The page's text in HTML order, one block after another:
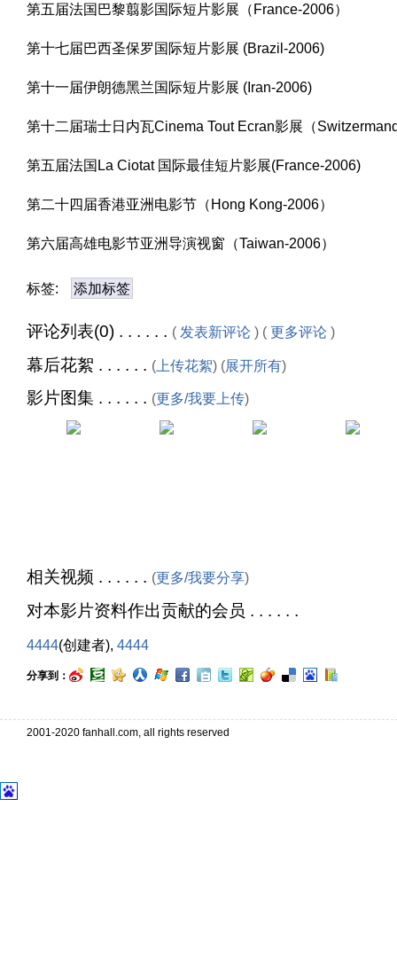
第五届法国巴黎翦影国际短片影展（France-2006）
第十七届巴西圣保罗国际短片影展 (Brazil-2006)
第十一届伊朗德黑兰国际短片影展 (Iran-2006)
第十二届瑞士日内瓦Cinema Tout Ecran影展（
第五届法国La Ciotat 国际最佳短片影展(France-2006)
第二十四届香港亚洲电影节（Hong Kong-2006）
第六届高雄电影节亚洲导演视窗（Taiwan-2006）
标签: 添加标签
评论列表(0) . . . . . . ( 发表新评论 ) ( 更多评论 )
幕后花絮 . . . . . . ( 上传花絮) (展开所有)
影片图集 . . . . . . (更多/我要上传)
相关视频 . . . . . . (更多/我要分享)
对本影片资料作出贡献的会员 . . . . . .
4444(创建者), 4444
分享到：
2001-2020 fanhall.com, all rights reserved